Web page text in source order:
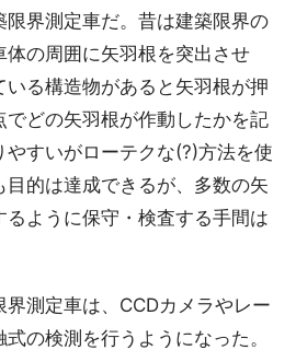
界測定車だ。昔は建築限界の
体の周囲に矢羽根を突出させ
る構造物があると矢羽根が押
でどの矢羽根が作動したかを記
すいがローテクな(?)方法を使
的は達成できるが、多数の矢
ように保守・検査する手間は
界測定車は、CCDカメラやレー
の検測を行うようになった。